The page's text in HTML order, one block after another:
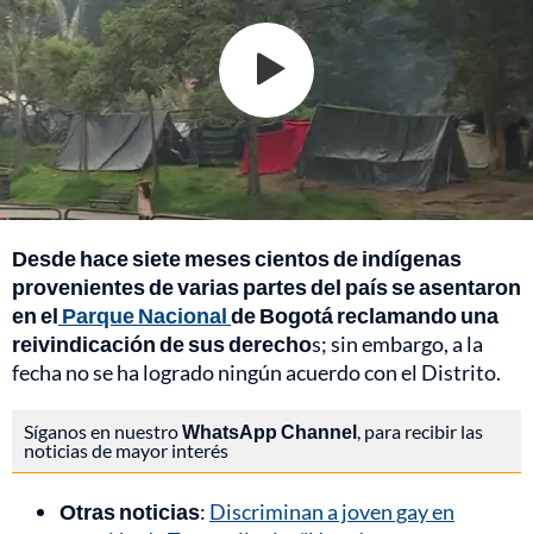
Desde hace siete meses cientos de indígenas
provenientes de varias partes del país se asentaron
en el Parque Nacionalde Bogotá reclamando una
reivindicación de sus derechos; sin embargo, a la
fecha no se ha logrado ningún acuerdo con el Distrito.
Síganos en nuestroWhatsApp Channel , para recibir las
noticias de mayor interés
Otras noticias: Discriminan a joven gay en